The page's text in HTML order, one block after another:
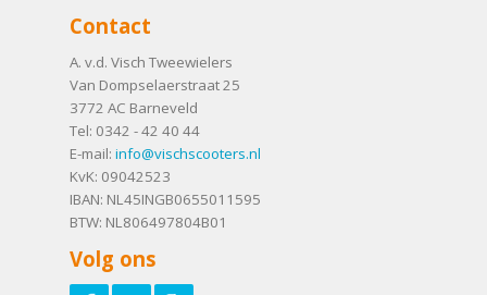
Contact
A. v.d. Visch Tweewielers
Van Dompselaerstraat 25
3772 AC Barneveld
Tel: 0342 - 42 40 44
E-mail: info@vischscooters.nl
KvK: 09042523
IBAN: NL45INGB0655011595
BTW: NL806497804B01
Volg ons